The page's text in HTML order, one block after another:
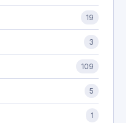
19
3
109
5
1